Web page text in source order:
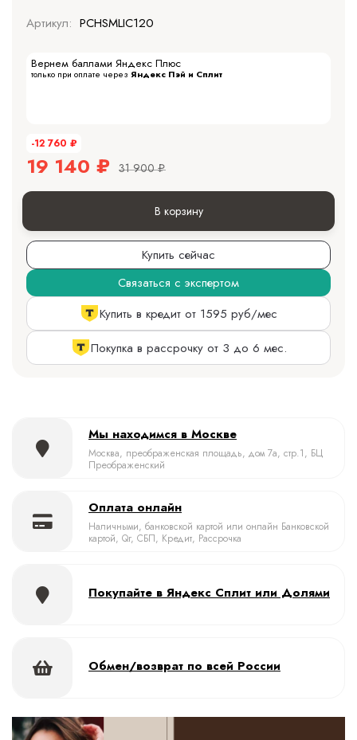
Артикул: PCHSMLIC120
Вернем баллами Яндекс Плюс
только при оплате через Яндекс Пэй и Сплит
-12 760 ₽
19 140 ₽ 31 900 ₽
В корзину
Купить сейчас
Связаться с экспертом
Купить в кредит от 1595 руб/мес
Покупка в рассрочку от 3 до 6 мес.
Мы находимся в Москве
Москва, преображенская площадь, дом 7а, стр.1, БЦ
Преображенский
Оплата онлайн
Наличными, банковской картой или онлайн Банковской
картой, Qr, СБП, Кредит, Рассрочка
Покупайте в Яндекс Сплит или Долями
Обмен/возврат по всей России